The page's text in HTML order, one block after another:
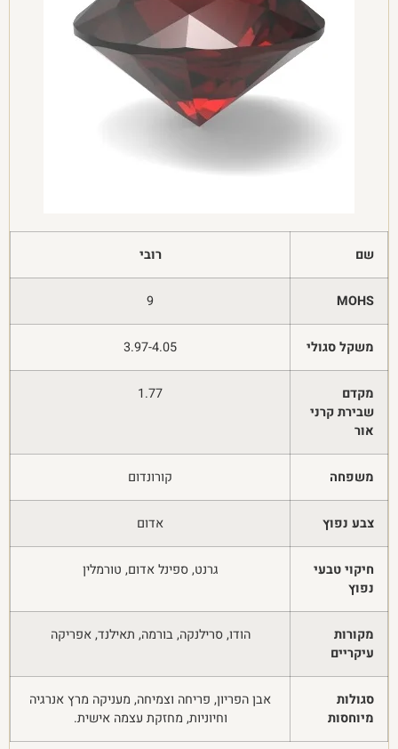
שם רובי
MOHS
9
משקל סגולי 3.97-4.05
מקדם
שבירת קרני
אור
1.77
משפחה קורונדום
צבע נפוץ אדום
חיקוי טבעי
נפוץ
גרנט, ספינל אדום, טורמלין
מקורות
עיקריים
הודו, סרילנקה, בורמה, תאילנד, אפריקה
סגולות
מיוחסות
אבן הפריון, פריחה וצמיחה, מעניקה מרץ אנרגיה
וחיוניות, מחזקת עצמה אישית.